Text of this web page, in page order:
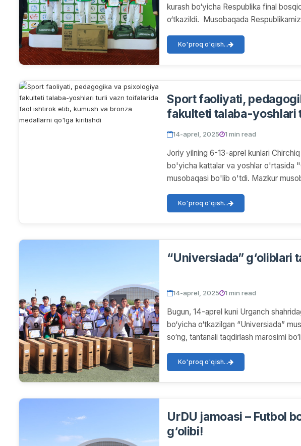
kurash bo‘yicha Respublika final
o‘tkazildi. Musobaqada
Ko'proq o'qish...
Sport faoliyati,
fakulteti talaba-yoshlari
ishtirok etib, kumush va
14-aprel, 2025 1 min read
Joriy yilning 6-13-aprel kunlari
bo'yicha kattalar va yoshlar o'rtasida
musobaqasi bo'lib o'tdi. Mazkur
Ko'proq o'qish...
“Universiada”
14-aprel, 2025 1 min read
Bugun, 14-aprel kuni Urganch
bo‘yicha o‘tkazilgan “Universiada”
so‘ng, tantanali taqdirlash marosimi
Ko'proq o'qish...
UrDU jamoasi – Futbol
g‘olibi!